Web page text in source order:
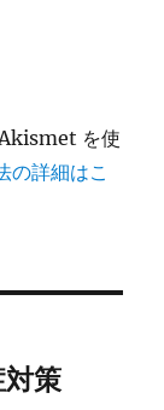
を使
の詳細はこ
策